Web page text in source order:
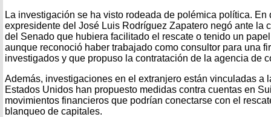
La investigación se ha visto rodeada de polémica política. En
expresidente del José Luis Rodríguez Zapatero negó ante la
del Senado que hubiera facilitado el rescate o tenido un
aunque reconoció haber trabajado como consultor para una
investigados y que propuso la contratación de la agencia de
Además, investigaciones en el extranjero están vinculadas a
Estados Unidos han propuesto medidas contra cuentas en
movimientos financieros que podrían conectarse con el
blanqueo de capitales.